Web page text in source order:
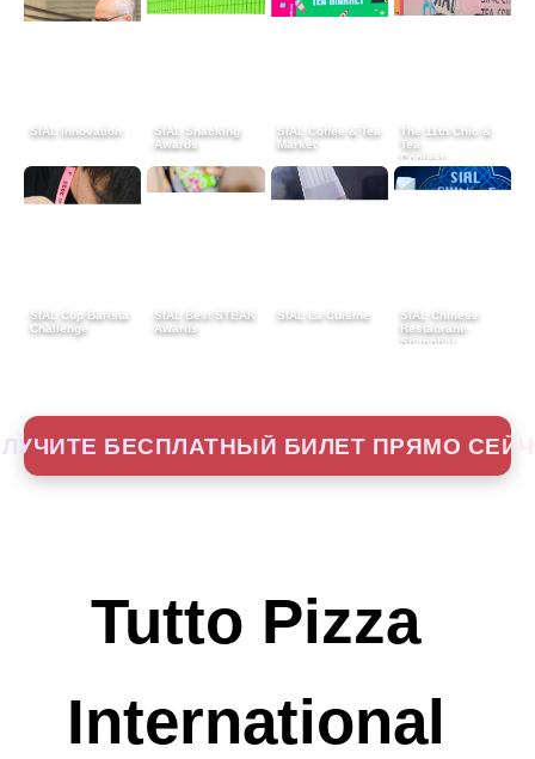
SIAL Innovation
SIAL Snacking
Awards
SIAL Coffee & Tea
Market
The 11th Chic &
Tea
Contest
SIAL Cup Barista
Challenge
SIAL Best STEAK
Awards
SIAL La Cuisine
SIAL Chinese
Restaurant-
Shanghai
БЕСПЛАТНЫЙ БИЛЕТ ПРЯМО
Tutto Pizza
International